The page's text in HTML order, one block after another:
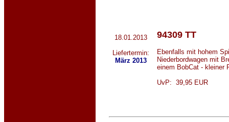
18.01.2013
Liefertermin:
März 2013
94309 TT
Ebenfalls mit hohem
Niederbordwagen mit
einem BobCat - kleiner
UvP: 39,95 EUR